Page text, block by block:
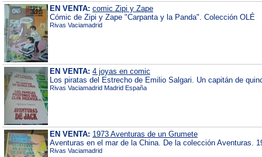
EN VENTA: comic Zipi y Zape
Cómic de Zipi y Zape "Carpanta y la Panda". Colección OLÉ
Rivas Vaciamadrid
EN VENTA: 4 joyas en comic
Los piratas del Estrecho de Emilio Salgari. Un capitán de
Rivas Vaciamadrid Madrid España
EN VENTA: 1973 Aventuras de un Grumete
Aventuras en el mar de la China. De la colección Aventuras.
Rivas Vaciamadrid